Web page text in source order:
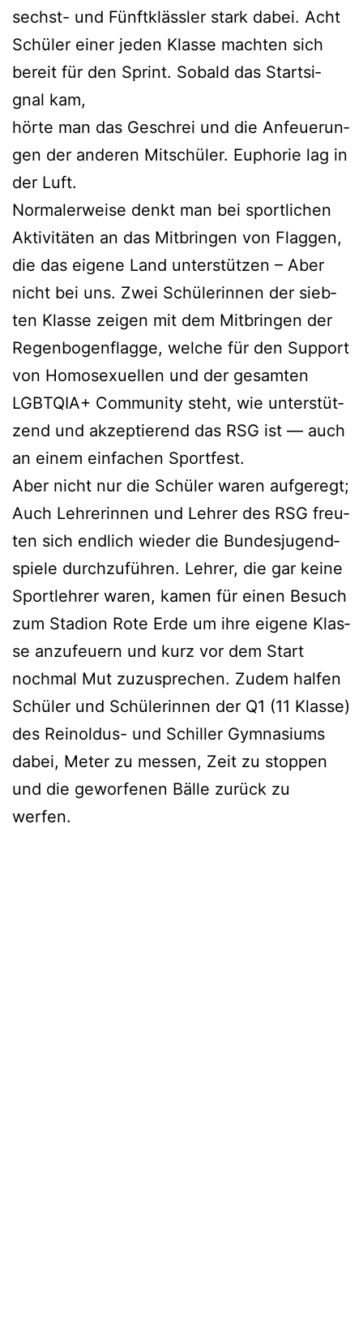
sechst- und Fünft­kläss­ler stark dabei. Acht
Schü­ler einer jeden Klas­se mach­ten sich
bereit für den Sprint. Sobald das Start­si­
gnal kam,
hör­te man das Geschrei und die Anfeue­run­
gen der ande­ren Mit­schü­ler. Eupho­rie lag in
der Luft.
Nor­ma­ler­wei­se denkt man bei sport­li­chen
Akti­vi­tä­ten an das Mit­brin­gen von Flag­gen,
die das eige­ne Land unter­stüt­zen – Aber
nicht bei uns. Zwei Schü­le­rin­nen der sieb­
ten Klas­se zei­gen mit dem Mit­brin­gen der
Regen­bo­gen­flag­ge, wel­che für den Sup­port
von Homo­se­xu­el­len und der gesam­ten
LGBTQIA+ Com­mu­ni­ty steht, wie unter­stüt­
zend und akzep­tie­rend das RSG ist — auch
an einem ein­fa­chen Sportfest.
Aber nicht nur die Schü­ler waren auf­ge­regt;
Auch Leh­re­rin­nen und Leh­rer des RSG freu­
ten sich end­lich wie­der die Bun­des­ju­gend­
spie­le durch­zu­füh­ren. Leh­rer, die gar kei­ne
Sport­leh­rer waren, kamen für einen Besuch
zum Sta­di­on Rote Erde um ihre eige­ne Klas­
se anzu­feu­ern und kurz vor dem Start
noch­mal Mut zuzu­spre­chen. Zudem hal­fen
Schü­ler und Schü­le­rin­nen der Q1 (11 Klas­se)
des Rein­ol­dus- und Schil­ler Gym­na­si­ums
dabei, Meter zu mes­sen, Zeit zu stop­pen
und die gewor­fe­nen Bäl­le zurück zu
werfen.